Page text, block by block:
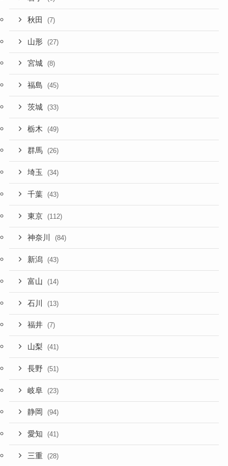
秋田 (7)
山形 (27)
宮城 (8)
福島 (45)
茨城 (33)
栃木 (49)
群馬 (26)
埼玉 (34)
千葉 (43)
東京 (112)
神奈川 (84)
新潟 (43)
富山 (14)
石川 (13)
福井 (7)
山梨 (41)
長野 (51)
岐阜 (23)
静岡 (94)
愛知 (41)
三重 (28)